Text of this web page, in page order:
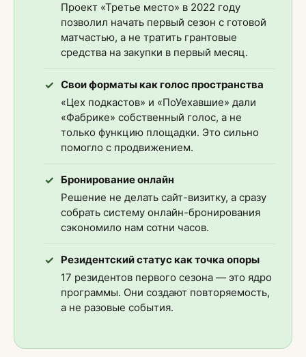
Проект «Третье место» в 2022 году
позволил начать первый сезон с готовой
матчастью, а не тратить грантовые
средства на закупки в первый месяц.
Свои форматы как голос пространства
«Цех подкастов» и «ПоУехавшие» дали
«Фабрике» собственный голос, а не
только функцию площадки. Это сильно
помогло с продвижением.
Бронирование онлайн
Решение не делать сайт-визитку, а сразу
собрать систему онлайн-бронирования
сэкономило нам сотни часов.
Резидентский статус как точка опоры
17 резидентов первого сезона — это ядро
программы. Они создают повторяемость,
а не разовые события.